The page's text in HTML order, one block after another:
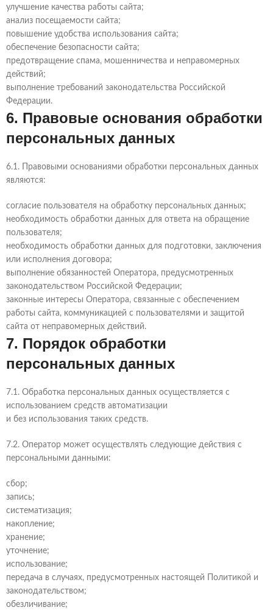
улучшение качества работы сайта;
анализ посещаемости сайта;
повышение удобства использования сайта;
обеспечение безопасности сайта;
предотвращение спама, мошенничества и неправомерных
действий;
выполнение требований законодательства Российской
Федерации.
6. Правовые основания обработки
персональных данных
6.1. Правовыми основаниями обработки персональных данных
являются:
согласие пользователя на обработку персональных данных;
необходимость обработки данных для ответа на обращение
пользователя;
необходимость обработки данных для подготовки, заключения
или исполнения договора;
выполнение обязанностей Оператора, предусмотренных
законодательством Российской Федерации;
законные интересы Оператора, связанные с обеспечением
работы сайта, коммуникацией с пользователями и защитой
сайта от неправомерных действий.
7. Порядок обработки
персональных данных
7.1. Обработка персональных данных осуществляется с
использованием средств автоматизации
и без использования таких средств.
7.2. Оператор может осуществлять следующие действия с
персональными данными:
сбор;
запись;
систематизация;
накопление;
хранение;
уточнение;
использование;
передача в случаях, предусмотренных настоящей Политикой и
законодательством;
обезличивание;